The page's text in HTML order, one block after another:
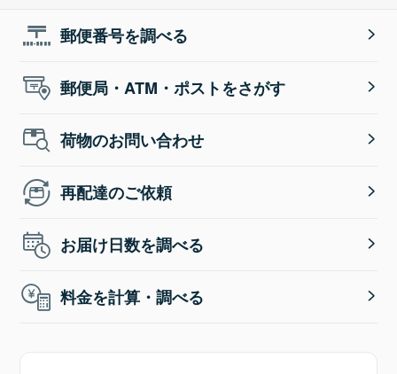
郵便番号を調べる
郵便局・ATM・ポストをさがす
荷物のお問い合わせ
再配達のご依頼
お届け日数を調べる
料金を計算・調べる